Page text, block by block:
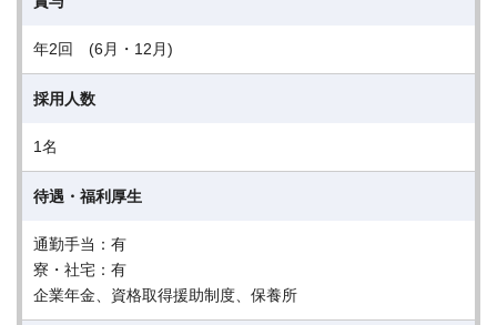
年2回 (6月・12月)
採用人数
1名
待遇・福利厚生
通勤手当：有
寮・社宅：有
企業年金、資格取得援助制度、保養所